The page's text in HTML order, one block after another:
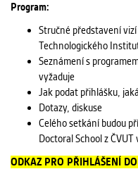
Program:
Stručné představení
Technologického
Seznámení s
vyžaduje
Jak podat přihlášku,
Dotazy, diskuse
Celého setkání budou
Doctoral School z ČVUT
ODKAZ PRO PŘIHLÁŠENÍ